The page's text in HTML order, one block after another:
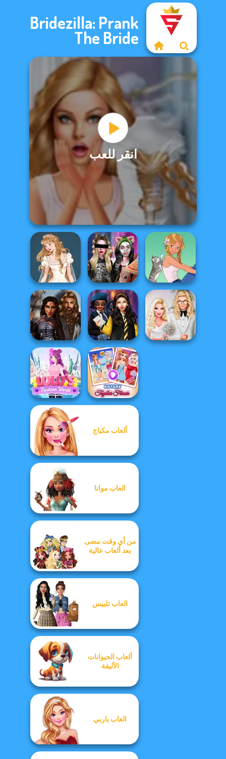
Bridezilla: Prank
The Bride
انقر للعب
Wedding Dress
Design 2
Billie's Weekly
Planner
A Girl And Her Pet
Medieval
Princesses
Hogwarts
Princesses
Lulus Fashion
World
Sisters Together
ألعاب مكياج
العاب موانا
من أي وقت مضى
بعد ألعاب عالية
العاب تلبيس
ألعاب الحيوانات
الأليفة
العاب باربي